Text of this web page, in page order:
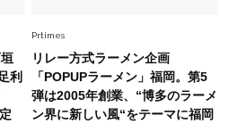
代の【ワンピ＆オールインワン】最
選。地味見え回避のコツは「バッグ
利
Prtimes
リレー方式ラーメン企画
「POPUPラーメン」福岡。第5
弾は2005年創業、“博多のラーメ
ン界に新しい風“をテーマに福岡